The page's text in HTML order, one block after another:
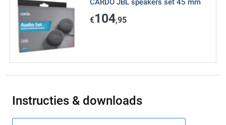
CARDO JBL speakers set 45 mm
€104,95
Instructies & downloads